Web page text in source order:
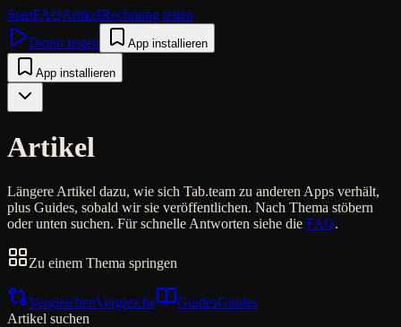
StartFAQArtikelRechnung teilen
Demo testen
App installieren
App installieren
Artikel
Längere Artikel dazu, wie sich Tab.team zu anderen Apps verhält,
plus Guides, sobald wir sie veröffentlichen. Nach Thema stöbern
oder unten suchen. Für schnelle Antworten siehe die FAQ.
Zu einem Thema springen
VergleichenVergleiche GuidesGuides
Artikel suchen